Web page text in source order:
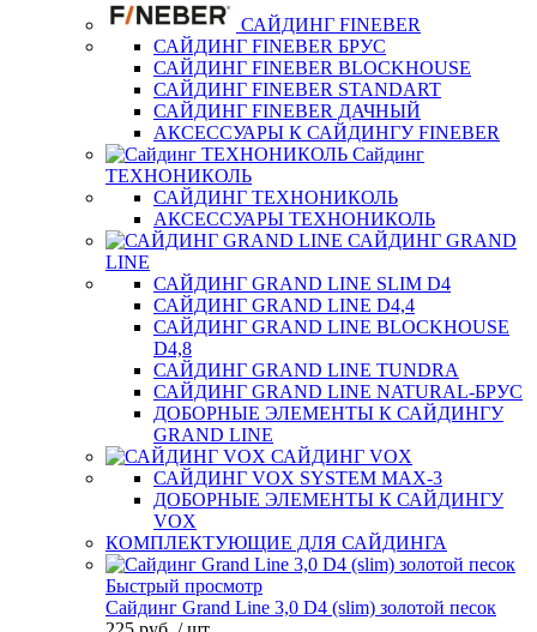
САЙДИНГ FINEBER
САЙДИНГ FINEBER БРУС
САЙДИНГ FINEBER BLOCKHOUSE
САЙДИНГ FINEBER STANDART
САЙДИНГ FINEBER ДАЧНЫЙ
АКСЕССУАРЫ К САЙДИНГУ FINEBER
Сайдинг
ТЕХНОНИКОЛЬ
САЙДИНГ ТЕХНОНИКОЛЬ
АКСЕССУАРЫ ТЕХНОНИКОЛЬ
САЙДИНГ GRAND
LINE
САЙДИНГ GRAND LINE SLIM D4
САЙДИНГ GRAND LINE D4,4
САЙДИНГ GRAND LINE BLOCKHOUSE
D4,8
САЙДИНГ GRAND LINE TUNDRA
САЙДИНГ GRAND LINE NATURAL-БРУС
ДОБОРНЫЕ ЭЛЕМЕНТЫ К САЙДИНГУ
GRAND LINE
САЙДИНГ VOX
САЙДИНГ VOX SYSTEM MAX-3
ДОБОРНЫЕ ЭЛЕМЕНТЫ К САЙДИНГУ
VOX
КОМПЛЕКТУЮЩИЕ ДЛЯ САЙДИНГА
Быстрый просмотр
Сайдинг Grand Line 3,0 D4 (slim) золотой песок